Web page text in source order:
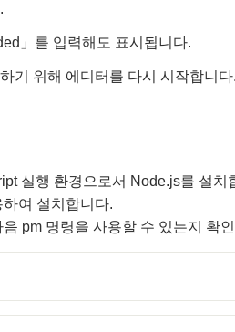
」를 입력해도 표시됩니다.
기 위해 에디터를 다시 시작합니다.
실행 환경으로서 Node.js를 설치
여 설치합니다.
pm 명령을 사용할 수 있는지 확